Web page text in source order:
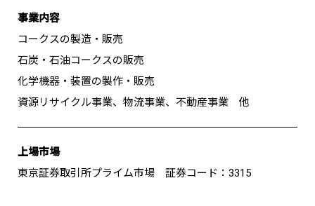
事業内容
コークスの製造・販売
石炭・石油コークスの販売
化学機器・装置の製作・販売
資源リサイクル事業、物流事業、不動産事業 他
上場市場
東京証券取引所プライム市場 証券コード：3315